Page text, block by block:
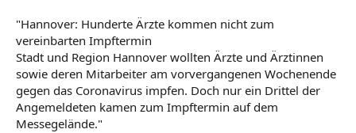
"Hannover: Hunderte Ärzte kommen nicht zum
vereinbarten Impftermin
Stadt und Region Hannover wollten Ärzte und Ärztinnen
sowie deren Mitarbeiter am vorvergangenen Wochenende
gegen das Coronavirus impfen. Doch nur ein Drittel der
Angemeldeten kamen zum Impftermin auf dem
Messegelände."